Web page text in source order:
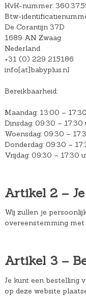
KvK-nummer:
Btw-
De Corantijn 37D
1689 AN Zwaag
Nederland
+31 (0) 229 215186
info[at]babyplus.nl
Bereikbaarheid:
Maandag: 13:00 –
Dinsdag: 09:30 – 17:30
Woensdag: 09:30 –
Donderdag: 09:30 –
Vrijdag: 09:30 – 17:30
Artikel 2 –
Wij zullen je
overeenstemming met
Artikel 3 –
Je kunt een bestelling
op deze website